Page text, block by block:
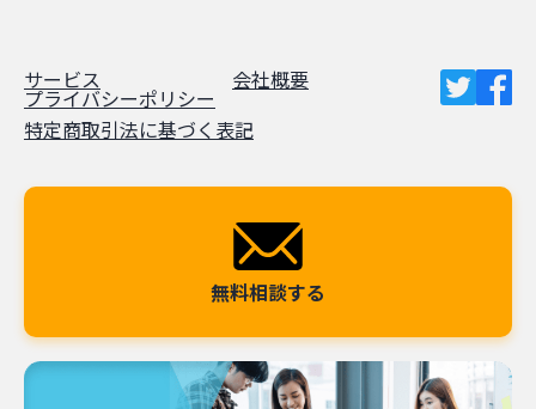
サービス 会社概要
プライバシーポリシー
特定商取引法に基づく表記
無料相談する